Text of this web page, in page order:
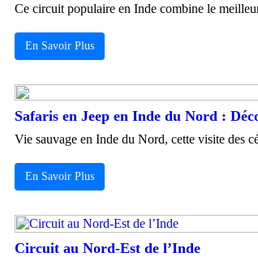
Ce circuit populaire en Inde combine le
En Savoir Plus
Safaris en Jeep en Inde du Nord :
Vie sauvage en Inde du Nord, cette visite des
En Savoir Plus
Circuit au Nord-Est de l’Inde